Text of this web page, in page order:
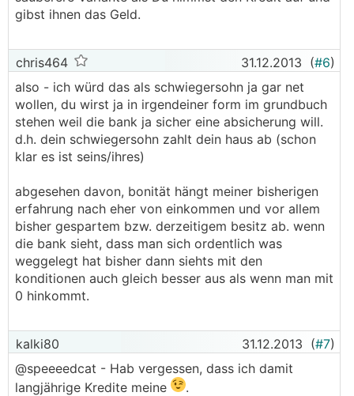
gibst ihnen das Geld.
chris464 31.12.2013 (#6)
also - ich würd das als schwiegersohn ja gar net
wollen, du wirst ja in irgendeiner form im grundbuch
stehen weil die bank ja sicher eine absicherung will.
d.h. dein schwiegersohn zahlt dein haus ab (schon
klar es ist seins/ihres)
abgesehen davon, bonität hängt meiner bisherigen
erfahrung nach eher von einkommen und vor allem
bisher gespartem bzw. derzeitigem besitz ab. wenn
die bank sieht, dass man sich ordentlich was
weggelegt hat bisher dann siehts mit den
konditionen auch gleich besser aus als wenn man mit
0 hinkommt.
kalki80 31.12.2013 (#7)
@speeeedcat - Hab vergessen, dass ich damit
langjährige Kredite meine
.